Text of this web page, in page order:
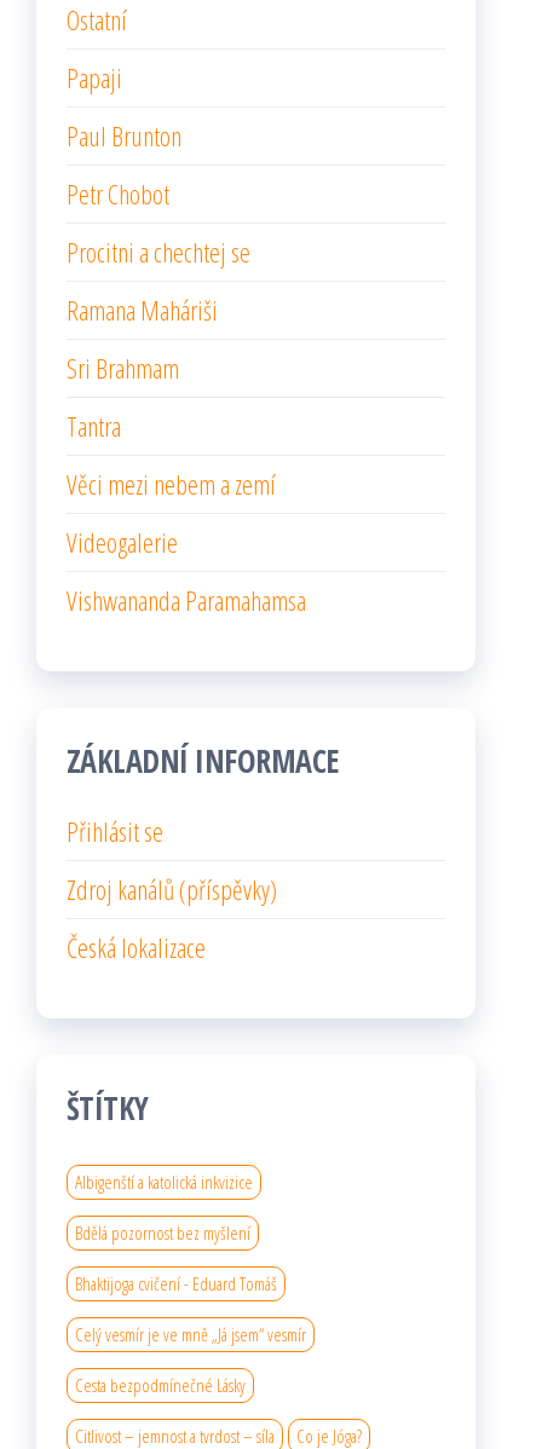
Ostatní
Papaji
Paul Brunton
Petr Chobot
Procitni a chechtej se
Ramana Maháriši
Sri Brahmam
Tantra
Věci mezi nebem a zemí
Videogalerie
Vishwananda Paramahamsa
ZÁKLADNÍ INFORMACE
Přihlásit se
Zdroj kanálů (příspěvky)
Česká lokalizace
ŠTÍTKY
Albigenští a katolická inkvizice
Bdělá pozornost bez myšlení
Bhaktijoga cvičení - Eduard Tomáš
Celý vesmír je ve mně „Já jsem“ vesmír
Cesta bezpodmínečné Lásky
Citlivost – jemnost a tvrdost – síla Co je Jóga?